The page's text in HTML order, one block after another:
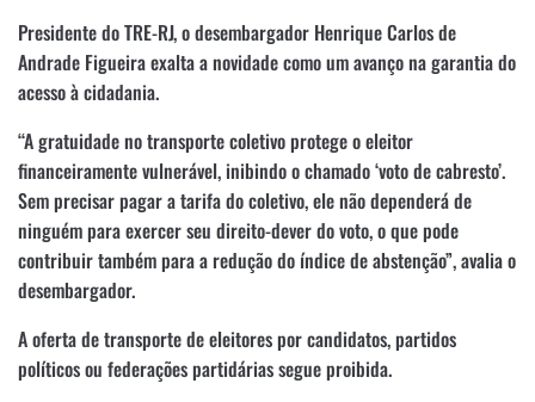
Presidente do TRE-RJ, o desembargador Henrique Carlos de
Andrade Figueira exalta a novidade como um avanço na garantia do
acesso à cidadania.
“A gratuidade no transporte coletivo protege o eleitor
financeiramente vulnerável, inibindo o chamado ‘voto de cabresto’.
Sem precisar pagar a tarifa do coletivo, ele não dependerá de
ninguém para exercer seu direito-dever do voto, o que pode
contribuir também para a redução do índice de abstenção”, avalia o
desembargador.
A oferta de transporte de eleitores por candidatos, partidos
políticos ou federações partidárias segue proibida.